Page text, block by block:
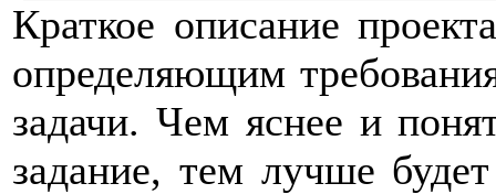
Краткое описание
определяющим
задачи. Чем яснее и
задание, тем лучше